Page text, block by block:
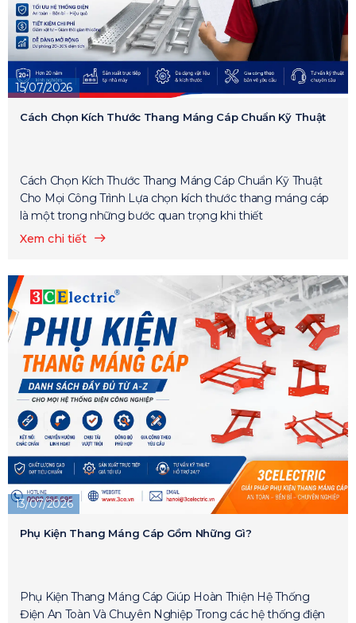
15/07/2026
Cách Chọn Kích Thước Thang Máng Cáp Chuẩn Kỹ Thuật
Cách Chọn Kích Thước Thang Máng Cáp Chuẩn Kỹ Thuật
Cho Mọi Công Trình Lựa chọn kích thước thang máng cáp
là một trong những bước quan trọng khi thiết
Xem chi tiết
13/07/2026
Phụ Kiện Thang Máng Cáp Gồm Những Gì?
Phụ Kiện Thang Máng Cáp Giúp Hoàn Thiện Hệ Thống
Điện An Toàn Và Chuyên Nghiệp Trong các hệ thống điện